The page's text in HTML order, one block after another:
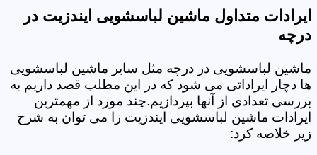
ایرادات متداول ماشین لباسشویی ایندزیت در
درچه
ماشین لباسشویی در درچه مثل سایر ماشین لباسشویی
ها دچار ایراداتی می شود که در این مطلب قصد داریم به
بررسی تعدادی از آنها بپردازیم.چند مورد از مهمترین
ایرادات ماشین لباسشویی ایندزیت را می توان به شرح
زیر خلاصه کرد: